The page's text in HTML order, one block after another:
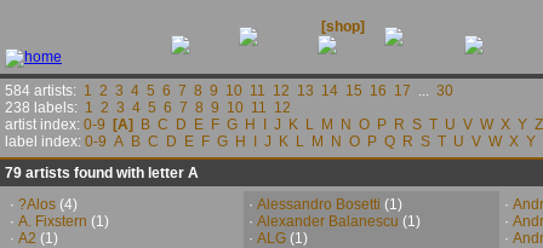
79 artists found with letter A
· ?Alos (4)
· A. Fixstern (1)
· A2 (1)
· Alessandro Bosetti (1)
· Alexander Balanescu (1)
· ALG (1)
·
·
·
584 artists: 1 2 3 4 5 6 7 8 9 10 11 12 13 14 15 16 17 ... 30
238 labels: 1 2 3 4 5 6 7 8 9 10 11 12
artist index: 0-9 [A] B C D E F G H J K L M N O P R S T U V W X Y Z
label index: 0-9 A B C D E F G H J K L M N O P Q R S T U V W X Y
[shop]